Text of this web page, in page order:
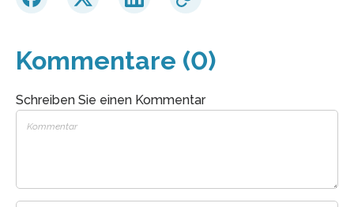
Kommentare (0)
Schreiben Sie einen Kommentar